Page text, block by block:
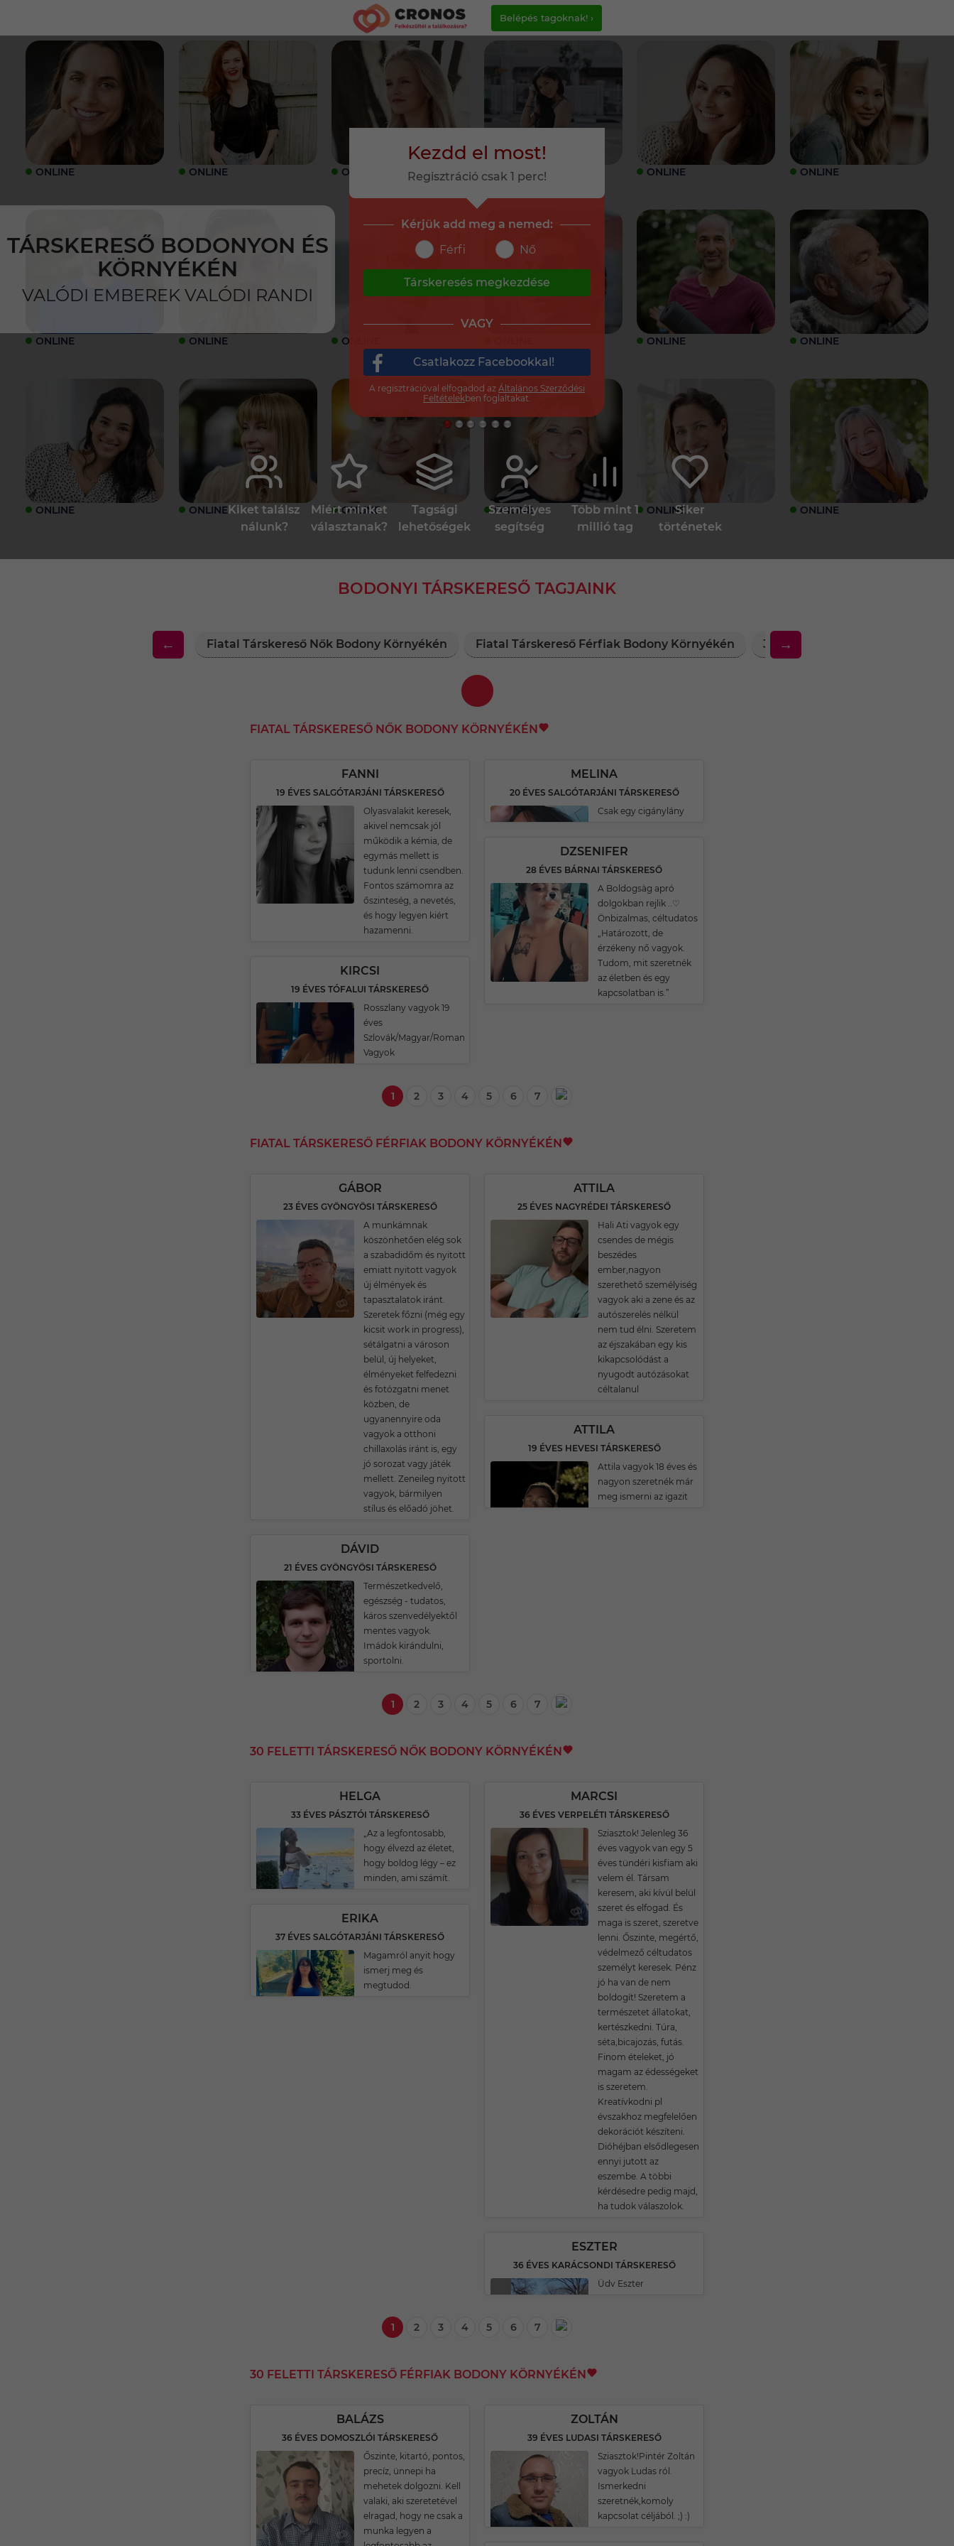
TÁRSKERESŐ BODONYON ÉS
KÖRNYÉKÉN
VALÓDI EMBEREK VALÓDI RANDI
Belépés tagoknak! ›
ONLINE ONLINE ONLINE ONLINE ONLINE ONLINE
ONLINE ONLINE ONLINE ONLINE ONLINE
ONLINE ONLINE ONLINE ONLINE ONLINE ONLINE
Kiket találsz
nálunk?
Miért minket
választanak?
Tagsági
lehetőségek
Személyes
segítség
Több mint 1
millió tag
Siker
történetek
BODONYI TÁRSKERESŐ TAGJAINK
← Fiatal Társkereső Nők Bodony Környékén Fiatal Társkereső Férfiak Bodony Környékén 30 Feletti Társkereső Nők
→
FIATAL TÁRSKERESŐ NŐK BODONY KÖRNYÉKÉN
FANNI
19 ÉVES SALGÓTARJÁNI TÁRSKERESŐ
Olyasvalakit keresek,
akivel nemcsak jól
működik a kémia, de
egymás mellett is
tudunk lenni csendben.
Fontos számomra az
őszinteség, a nevetés,
és hogy legyen kiért
hazamenni.
KIRCSI
19 ÉVES TÓFALUI TÁRSKERESŐ
Rosszlany vagyok 19
éves
Szlovák/Magyar/Roman
Vagyok
MELINA
20 ÉVES SALGÓTARJÁNI TÁRSKERESŐ
Csak egy cigánylány
DZSENIFER
28 ÉVES BÁRNAI TÁRSKERESŐ
A Boldogsàg apró
dolgokban rejlik ..♡
Önbizalmas, céltudatos
„Határozott, de
érzékeny nő vagyok.
Tudom, mit szeretnék
az életben és egy
kapcsolatban is.”
1 2 3 4 5 6 7
FIATAL TÁRSKERESŐ FÉRFIAK BODONY KÖRNYÉKÉN
GÁBOR
23 ÉVES GYÖNGYÖSI TÁRSKERESŐ
A munkámnak
köszönhetően elég sok
a szabadidőm és nyitott
emiatt nyitott vagyok
új élmények és
tapasztalatok iránt.
Szeretek főzni (még egy
kicsit work in progress),
sétálgatni a városon
belül, új helyeket,
élményeket felfedezni
és fotózgatni menet
közben, de
ugyanennyire oda
vagyok a otthoni
chillaxolás iránt is, egy
jó sorozat vagy játék
mellett. Zeneileg nyitott
vagyok, bármilyen
stílus és előadó jöhet.
DÁVID
21 ÉVES GYÖNGYÖSI TÁRSKERESŐ
Természetkedvelő,
egészség - tudatos,
káros szenvedélyektől
mentes vagyok.
Imádok kirándulni,
sportolni.
ATTILA
25 ÉVES NAGYRÉDEI TÁRSKERESŐ
Hali Ati vagyok egy
csendes de mégis
beszédes
ember,nagyon
szerethető személyiség
vagyok aki a zene és az
autószerelés nélkül
nem tud élni. Szeretem
az éjszakában egy kis
kikapcsolódást a
nyugodt autózásokat
céltalanul
ATTILA
19 ÉVES HEVESI TÁRSKERESŐ
Attila vagyok 18 éves és
nagyon szeretnék már
meg ismerni az igazit
1 2 3 4 5 6 7
30 FELETTI TÁRSKERESŐ NŐK BODONY KÖRNYÉKÉN
HELGA
33 ÉVES PÁSZTÓI TÁRSKERESŐ
„Az a legfontosabb,
hogy élvezd az életet,
hogy boldog légy – ez
minden, ami számít.
ERIKA
37 ÉVES SALGÓTARJÁNI TÁRSKERESŐ
Magamról anyit hogy
ismerj meg és
megtudod.
MARCSI
36 ÉVES VERPELÉTI TÁRSKERESŐ
Sziasztok! Jelenleg 36
éves vagyok van egy 5
éves tündéri kisfiam aki
velem él. Társam
keresem, aki kívül belül
szeret és elfogad. És
maga is szeret, szeretve
lenni. Őszinte, megértő,
védelmező céltudatos
személyt keresek. Pénz
jó ha van de nem
boldogít! Szeretem a
természetet állatokat,
kertészkedni. Túra,
séta,bicajozás, futás.
Finom ételeket, jó
magam az édességeket
is szeretem.
Kreatívkodni pl
évszakhoz megfelelően
dekorációt készíteni.
Dióhéjban elsődlegesen
ennyi jutott az
eszembe. A többi
kérdésedre pedig majd,
ha tudok válaszolok.
ESZTER
36 ÉVES KARÁCSONDI TÁRSKERESŐ
Üdv Eszter
1 2 3 4 5 6 7
30 FELETTI TÁRSKERESŐ FÉRFIAK BODONY KÖRNYÉKÉN
BALÁZS
36 ÉVES DOMOSZLÓI TÁRSKERESŐ
Őszinte, kitartó, pontos,
precíz, ünnepi ha
mehetek dolgozni. Kell
valaki, aki szeretetével
elragad, hogy ne csak a
munka legyen a
ZOLTÁN
39 ÉVES LUDASI TÁRSKERESŐ
Sziasztok!Pintér Zoltán
vagyok Ludas ról.
Ismerkedni
szeretnék,komoly
kapcsolat céljából. ;) :)
Kezdd el most!
Regisztráció csak 1 perc!
Kérjük add meg a nemed:
Férfi
Nő
Társkeresés megkezdése
VAGY
Csatlakozz Facebookkal!
A regisztrációval elfogadod az Általános Szerződési
Feltételekben foglaltakat.